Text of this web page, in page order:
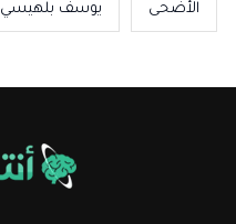
الأضحى يوسف بلهيسي